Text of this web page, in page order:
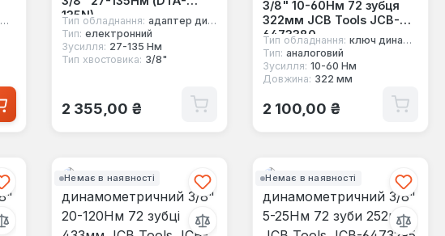
135N)
Тип обладнання: адаптер динамометричний
Тип: електронний
Зусилля: 27-135 Нм
Тип хвостовика: 3/8"
Звичайна ціна:
2 355,00 ₴
3/8" 10-60Нм 72 зубця
322мм JCB Tools JCB-
6473380
Тип обладнання: ключ динамометричний під квадрат
Тип: аналоговий
Зусилля: 10-60 Нм
Довжина: 322 мм
Звичайна ціна:
2 100,00 ₴
Немає в наявності Немає в наявності